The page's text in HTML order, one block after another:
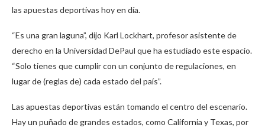
las apuestas deportivas hoy en día.
“Es una gran laguna”, dijo Karl Lockhart, profesor asistente de
derecho en la Universidad DePaul que ha estudiado este espacio.
“Solo tienes que cumplir con un conjunto de regulaciones, en
lugar de (reglas de) cada estado del país”.
Las apuestas deportivas están tomando el centro del escenario.
Hay un puñado de grandes estados, como California y Texas, por